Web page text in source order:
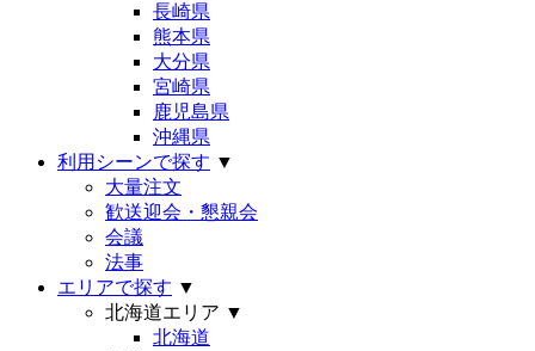
長崎県
熊本県
大分県
宮崎県
鹿児島県
沖縄県
利用シーンで探す ▼
大量注文
歓送迎会・懇親会
会議
法事
エリアで探す ▼
北海道エリア ▼
北海道